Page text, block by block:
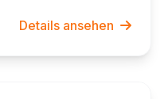
Details ansehen